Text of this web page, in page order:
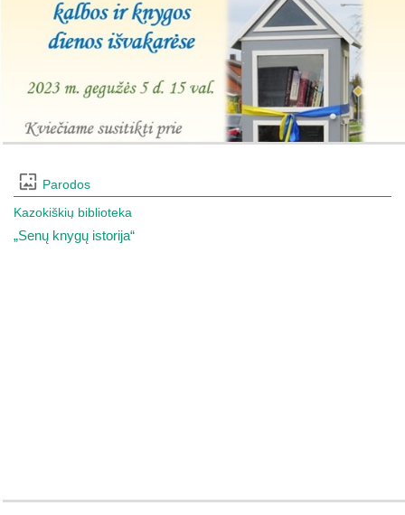
Parodos
Kazokiškių biblioteka
„Senų knygų istorija“